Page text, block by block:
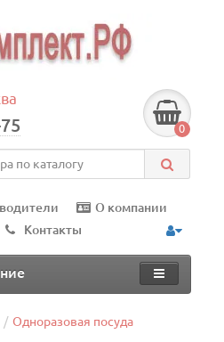
0
О компании
Контакты
Одноразовая посуда